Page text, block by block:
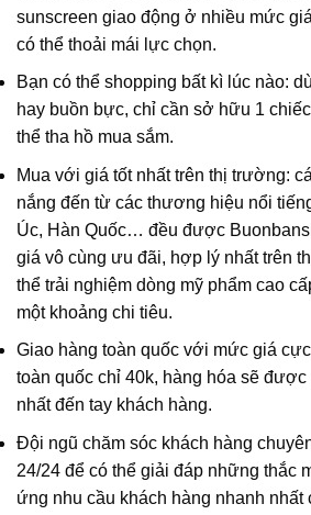
sunscreen giao động ở nhiều mức
có thể thoải mái lực chọn.
Bạn có thể shopping bất kì lúc nào:
hay buồn bực, chỉ cần sở hữu 1
thể tha hồ mua sắm.
Mua với giá tốt nhất trên thị trường:
nắng đến từ các thương hiệu nổi
Úc, Hàn Quốc… đều được
giá vô cùng ưu đãi, hợp lý nhất trên
thể trải nghiệm dòng mỹ phẩm cao
một khoảng chi tiêu.
Giao hàng toàn quốc với mức giá cực
toàn quốc chỉ 40k, hàng hóa sẽ
nhất đến tay khách hàng.
Đội ngũ chăm sóc khách hàng
24/24 để có thể giải đáp những thắc
ứng nhu cầu khách hàng nhanh nhất